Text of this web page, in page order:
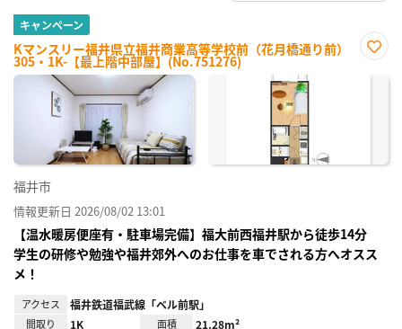
キャンペーン
Kマンスリー福井県立福井商業高等学校前（花月橋通り前）
305・1K-【最上階中部屋】(No.751276)
に入
福井市
情報更新日 2026/08/02 13:01
【温水暖房便座有・駐車場完備】福大前西福井駅から徒歩14分
学生の研修や勉強や福井郊外へのお仕事を車でされる方へオスス
メ！
アクセス 福井鉄道福武線「ベル前駅」
間取り 1K 面積 21.28m²